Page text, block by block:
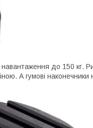
до 150 кг.
А гумові наконечники